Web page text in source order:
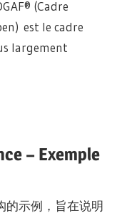
(Cadre
est le cadre
largement
– Exemple
的示例，旨在说明